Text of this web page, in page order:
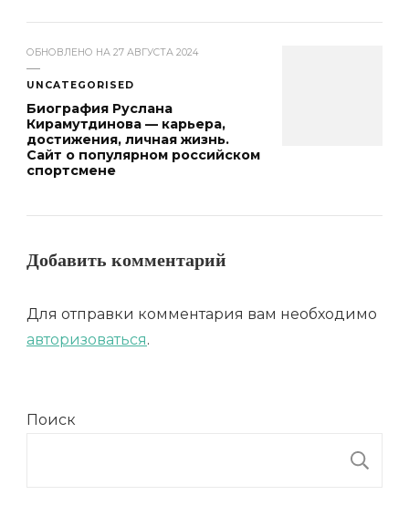
ОБНОВЛЕНО НА 27 АВГУСТА 2024
UNCATEGORISED
Биография Руслана
Кирамутдинова — карьера,
достижения, личная жизнь.
Сайт о популярном российском
спортсмене
Добавить комментарий
Для отправки комментария вам необходимо
авторизоваться.
Поиск